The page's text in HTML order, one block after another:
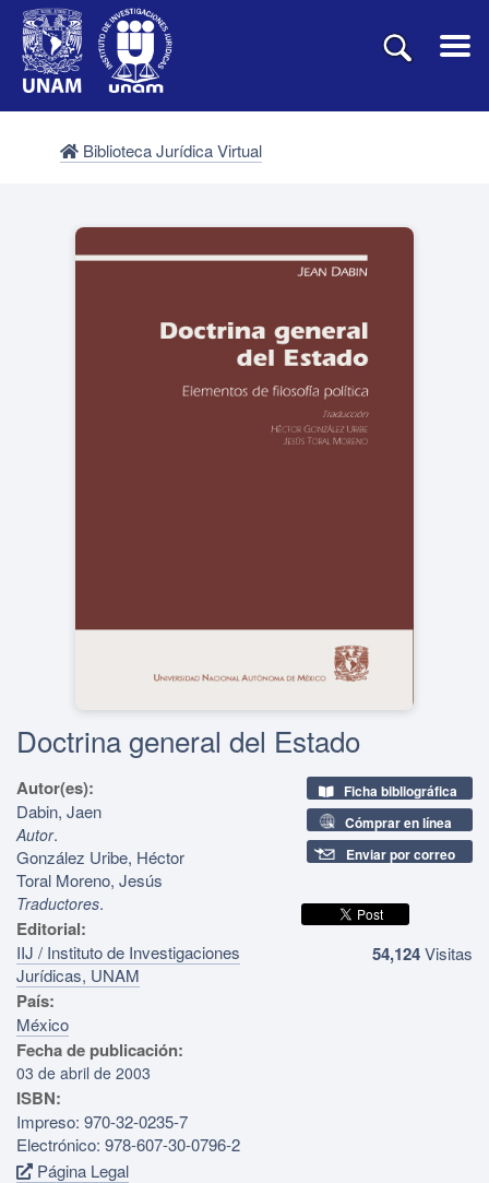
Biblioteca Jurídica Virtual
Doctrina general del Estado
Autor(es):
Dabin, Jaen
Autor.
González Uribe, Héctor
Toral Moreno, Jesús
Traductores.
Editorial:
IIJ / Instituto de Investigaciones
Jurídicas, UNAM
País:
México
Fecha de publicación:
03 de abril de 2003
ISBN:
Impreso: 970-32-0235-7
Electrónico: 978-607-30-0796-2
Página Legal
Ficha bibliográfica
Cómprar en línea
Enviar por correo
54,124Visitas